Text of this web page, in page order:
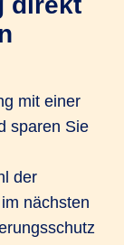
mit einer
sparen Sie
der
nächsten